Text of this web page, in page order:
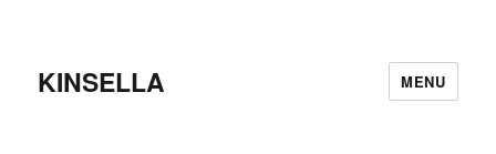
KINSELLA MENU